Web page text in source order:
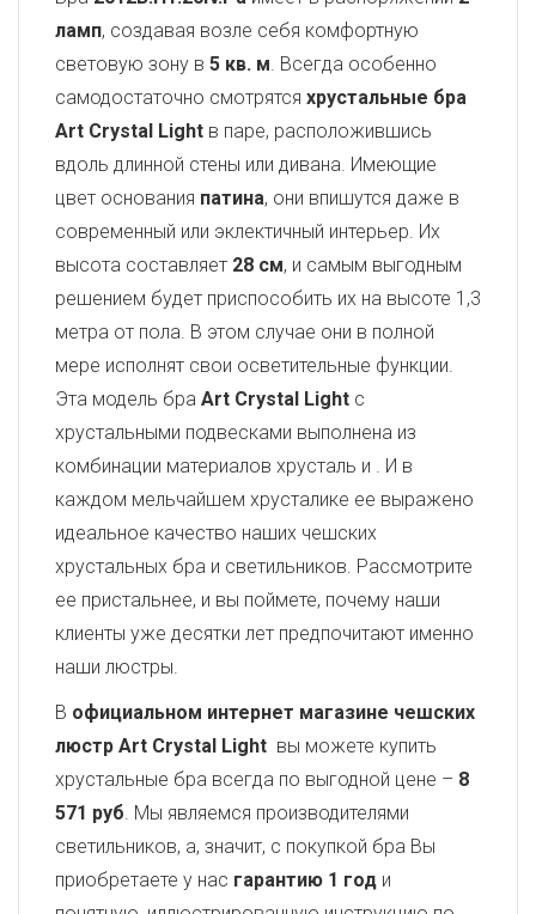
ламп, создавая возле себя комфортную
световую зону в 5 кв. м. Всегда особенно
самодостаточно смотрятся хрустальные бра
Art Crystal Light в паре, расположившись
вдоль длинной стены или дивана. Имеющие
цвет основания патина, они впишутся даже в
современный или эклектичный интерьер. Их
высота составляет 28 см, и самым выгодным
решением будет приспособить их на высоте 1,3
метра от пола. В этом случае они в полной
мере исполнят свои осветительные функции.
Эта модель бра Art Crystal Light с
хрустальными подвесками выполнена из
комбинации материалов хрусталь и . И в
каждом мельчайшем хрусталике ее выражено
идеальное качество наших чешских
хрустальных бра и светильников. Рассмотрите
ее пристальнее, и вы поймете, почему наши
клиенты уже десятки лет предпочитают именно
наши люстры.
В официальном интернет магазине чешских
люстр Art Crystal Light вы можете купить
хрустальные бра всегда по выгодной цене – 8
571 руб. Мы являемся производителями
светильников, а, значит, с покупкой бра Вы
приобретаете у нас гарантию 1 год и